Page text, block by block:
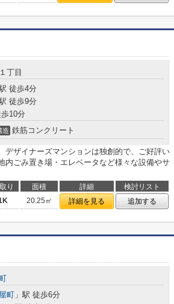
１丁目
徒歩4分
徒歩9分
歩10分
造 鉄筋コンクリート
デザイナーズマンションは独創的で、ご好評い
内ごみ置き場・エレベータなど様々な設備やサ
り 面積 詳細
検討リスト
20.25㎡ 詳細を見る 追加する
町 」駅 徒歩6分